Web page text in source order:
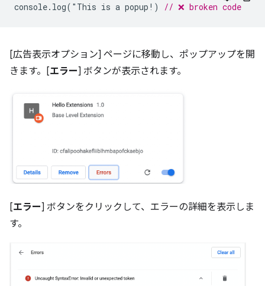
console. log( " This is a popup ! ) // ❌ broken code
[広告表示オプション] ページに移動し、ポップアップを開
きます。[エラー] ボタンが表示されます。
[エラー] ボタンをクリックして、エラーの詳細を表示しま
す。